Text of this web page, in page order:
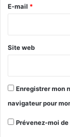
e
E-mail *
Site web
Enregistrer mon
navigateur pour
Prévenez-moi